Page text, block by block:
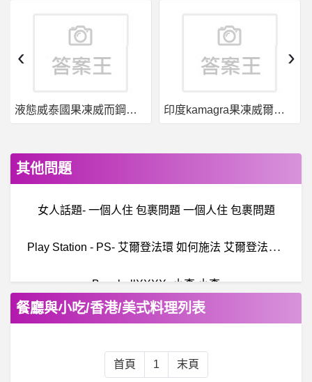
液態威泰國果凍威而鋼哪裡買 印度kamagra果凍威爾剛用於治療男性勃起功能障礙
‹ ›
其他問題
女人話題- 一個人住 包裹問題 一個人住 包裹問題
P
lay Station - PS- 艾爾登法環 如何施法 艾爾登法環 如何施法
BaseballXXXX- 小李 小李
C/C++-[QT
Eurovision- 歐洲歌唱大賽2019 Semi-final 1
餐廳與小吃/香港/美式料理列表
首頁 1 末頁